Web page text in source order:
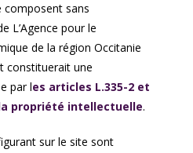
composent sans
L’Agence pour le
de la région Occitanie
constituerait une
par les articles L.335-2 et
propriété intellectuelle.
sur le site sont